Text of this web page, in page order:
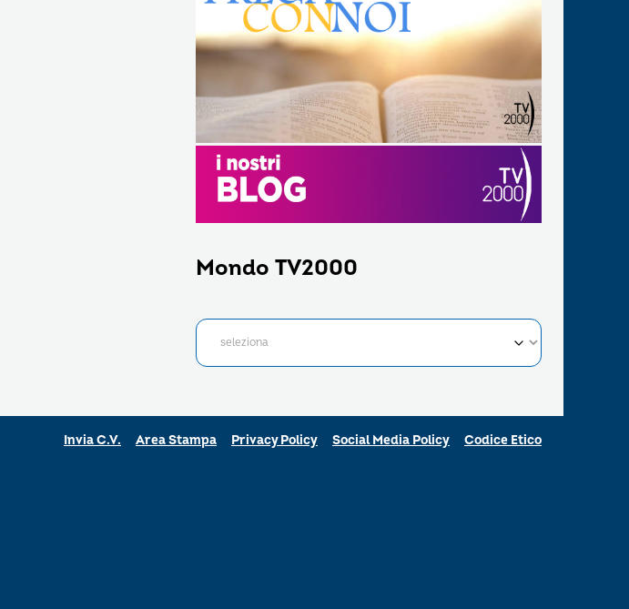
Mondo TV2000
Invia C.V. Area Stampa Privacy Policy Social Media Policy Codice Etico